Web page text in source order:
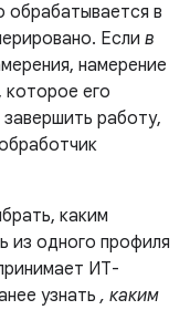
обрабатывается в
Если в
намерение
которое его
работу,
каким
из одного профиля
ИТ-
узнать, каким